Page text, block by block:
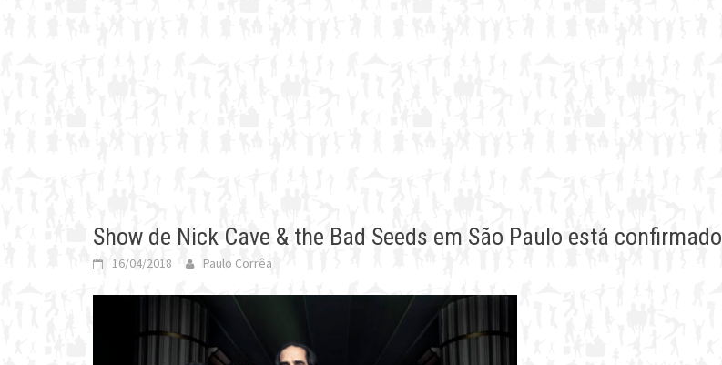
Show de Nick Cave & the Bad Seeds em São Paulo está confirmado
16/04/2018 Paulo Corrêa